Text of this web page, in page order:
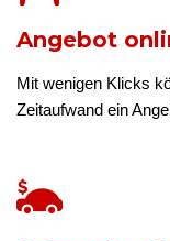
Angebot
Mit wenigen Klicks
Zeitaufwand ein